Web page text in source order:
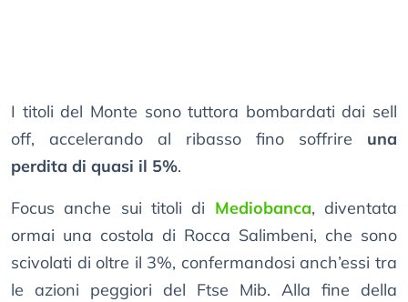
I titoli del Monte sono tuttora bombardati dai sell
off, accelerando al ribasso fino soffrire una
perdita di quasi il 5%.
Focus anche sui titoli di Mediobanca, diventata
ormai una costola di Rocca Salimbeni, che sono
scivolati di oltre il 3%, confermandosi anch’essi tra
le azioni peggiori del Ftse Mib. Alla fine della